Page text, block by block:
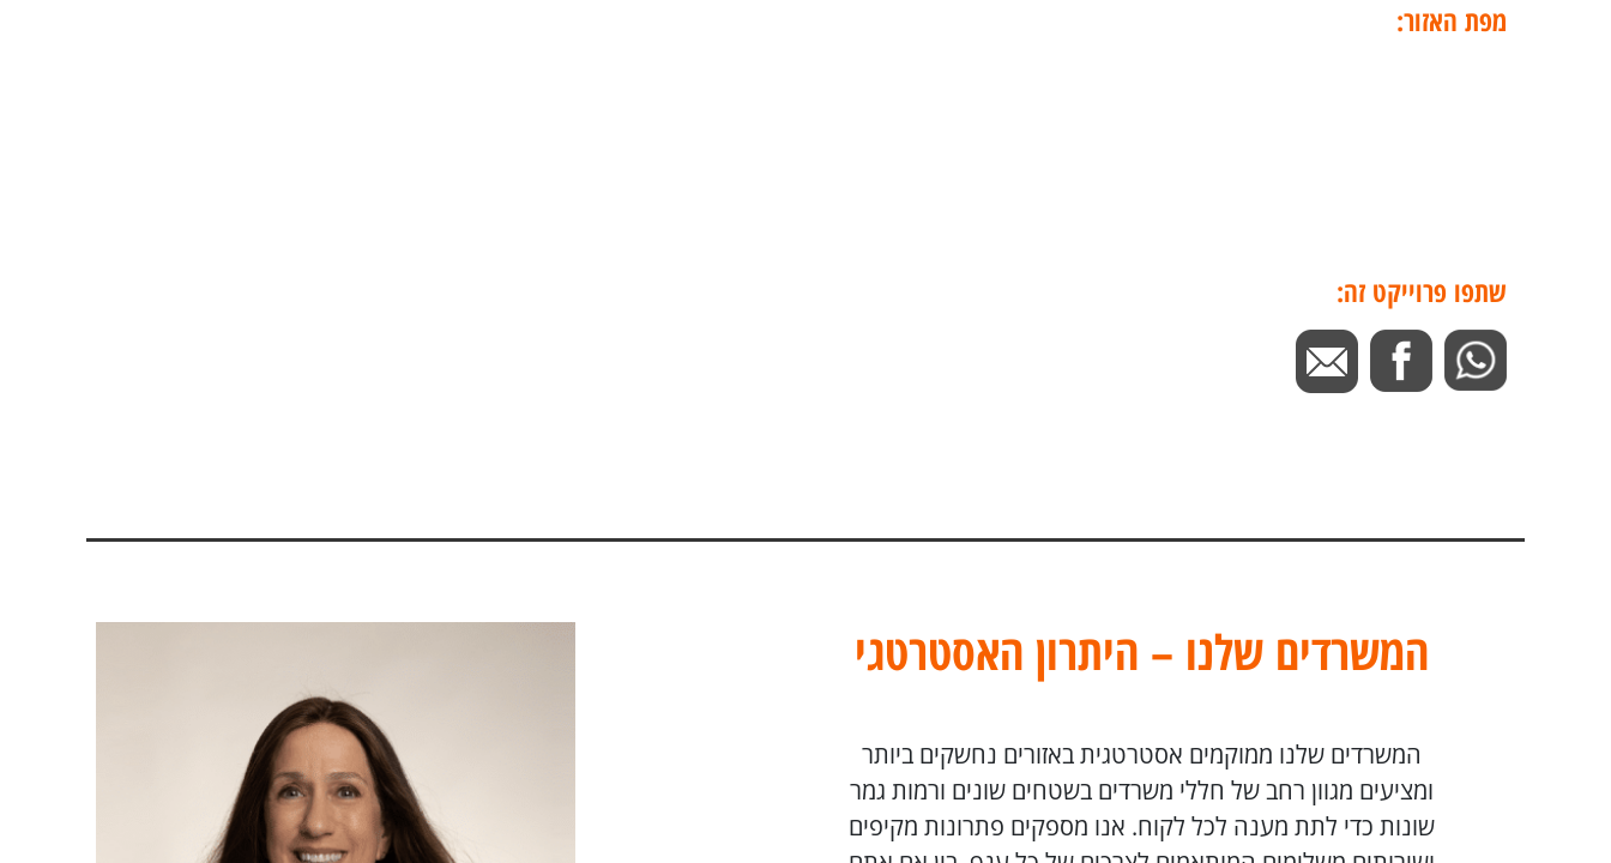
מפת האזור:
שתפו פרוייקט זה:
המשרדים שלנו – היתרון האסטרטגי
המשרדים שלנו ממוקמים אסטרטגית באזורים נחשקים ביותר
ומציעים מגוון רחב של חללי משרדים בשטחים שונים ורמות גמר
שונות כדי לתת מענה לכל לקוח. אנו מספקים פתרונות מקיפים